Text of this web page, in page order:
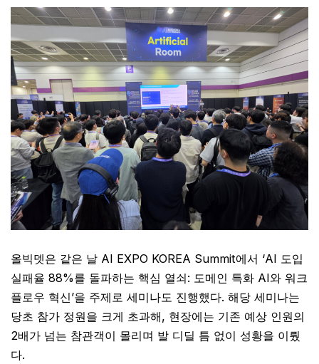
올빅뎃은 같은 날 AI EXPO KOREA Summit에서 ‘AI 도입
실패율 88%를 돌파하는 핵심 열쇠: 도메인 특화 AI와 워크
플로우 혁신’을 주제로 세미나도 진행했다. 해당 세미나는
당초 참가 정원을 크게 초과해, 현장에는 기존 예상 인원의
2배가 넘는 참관객이 몰리며 발 디딜 틈 없이 성황을 이뤘
다.